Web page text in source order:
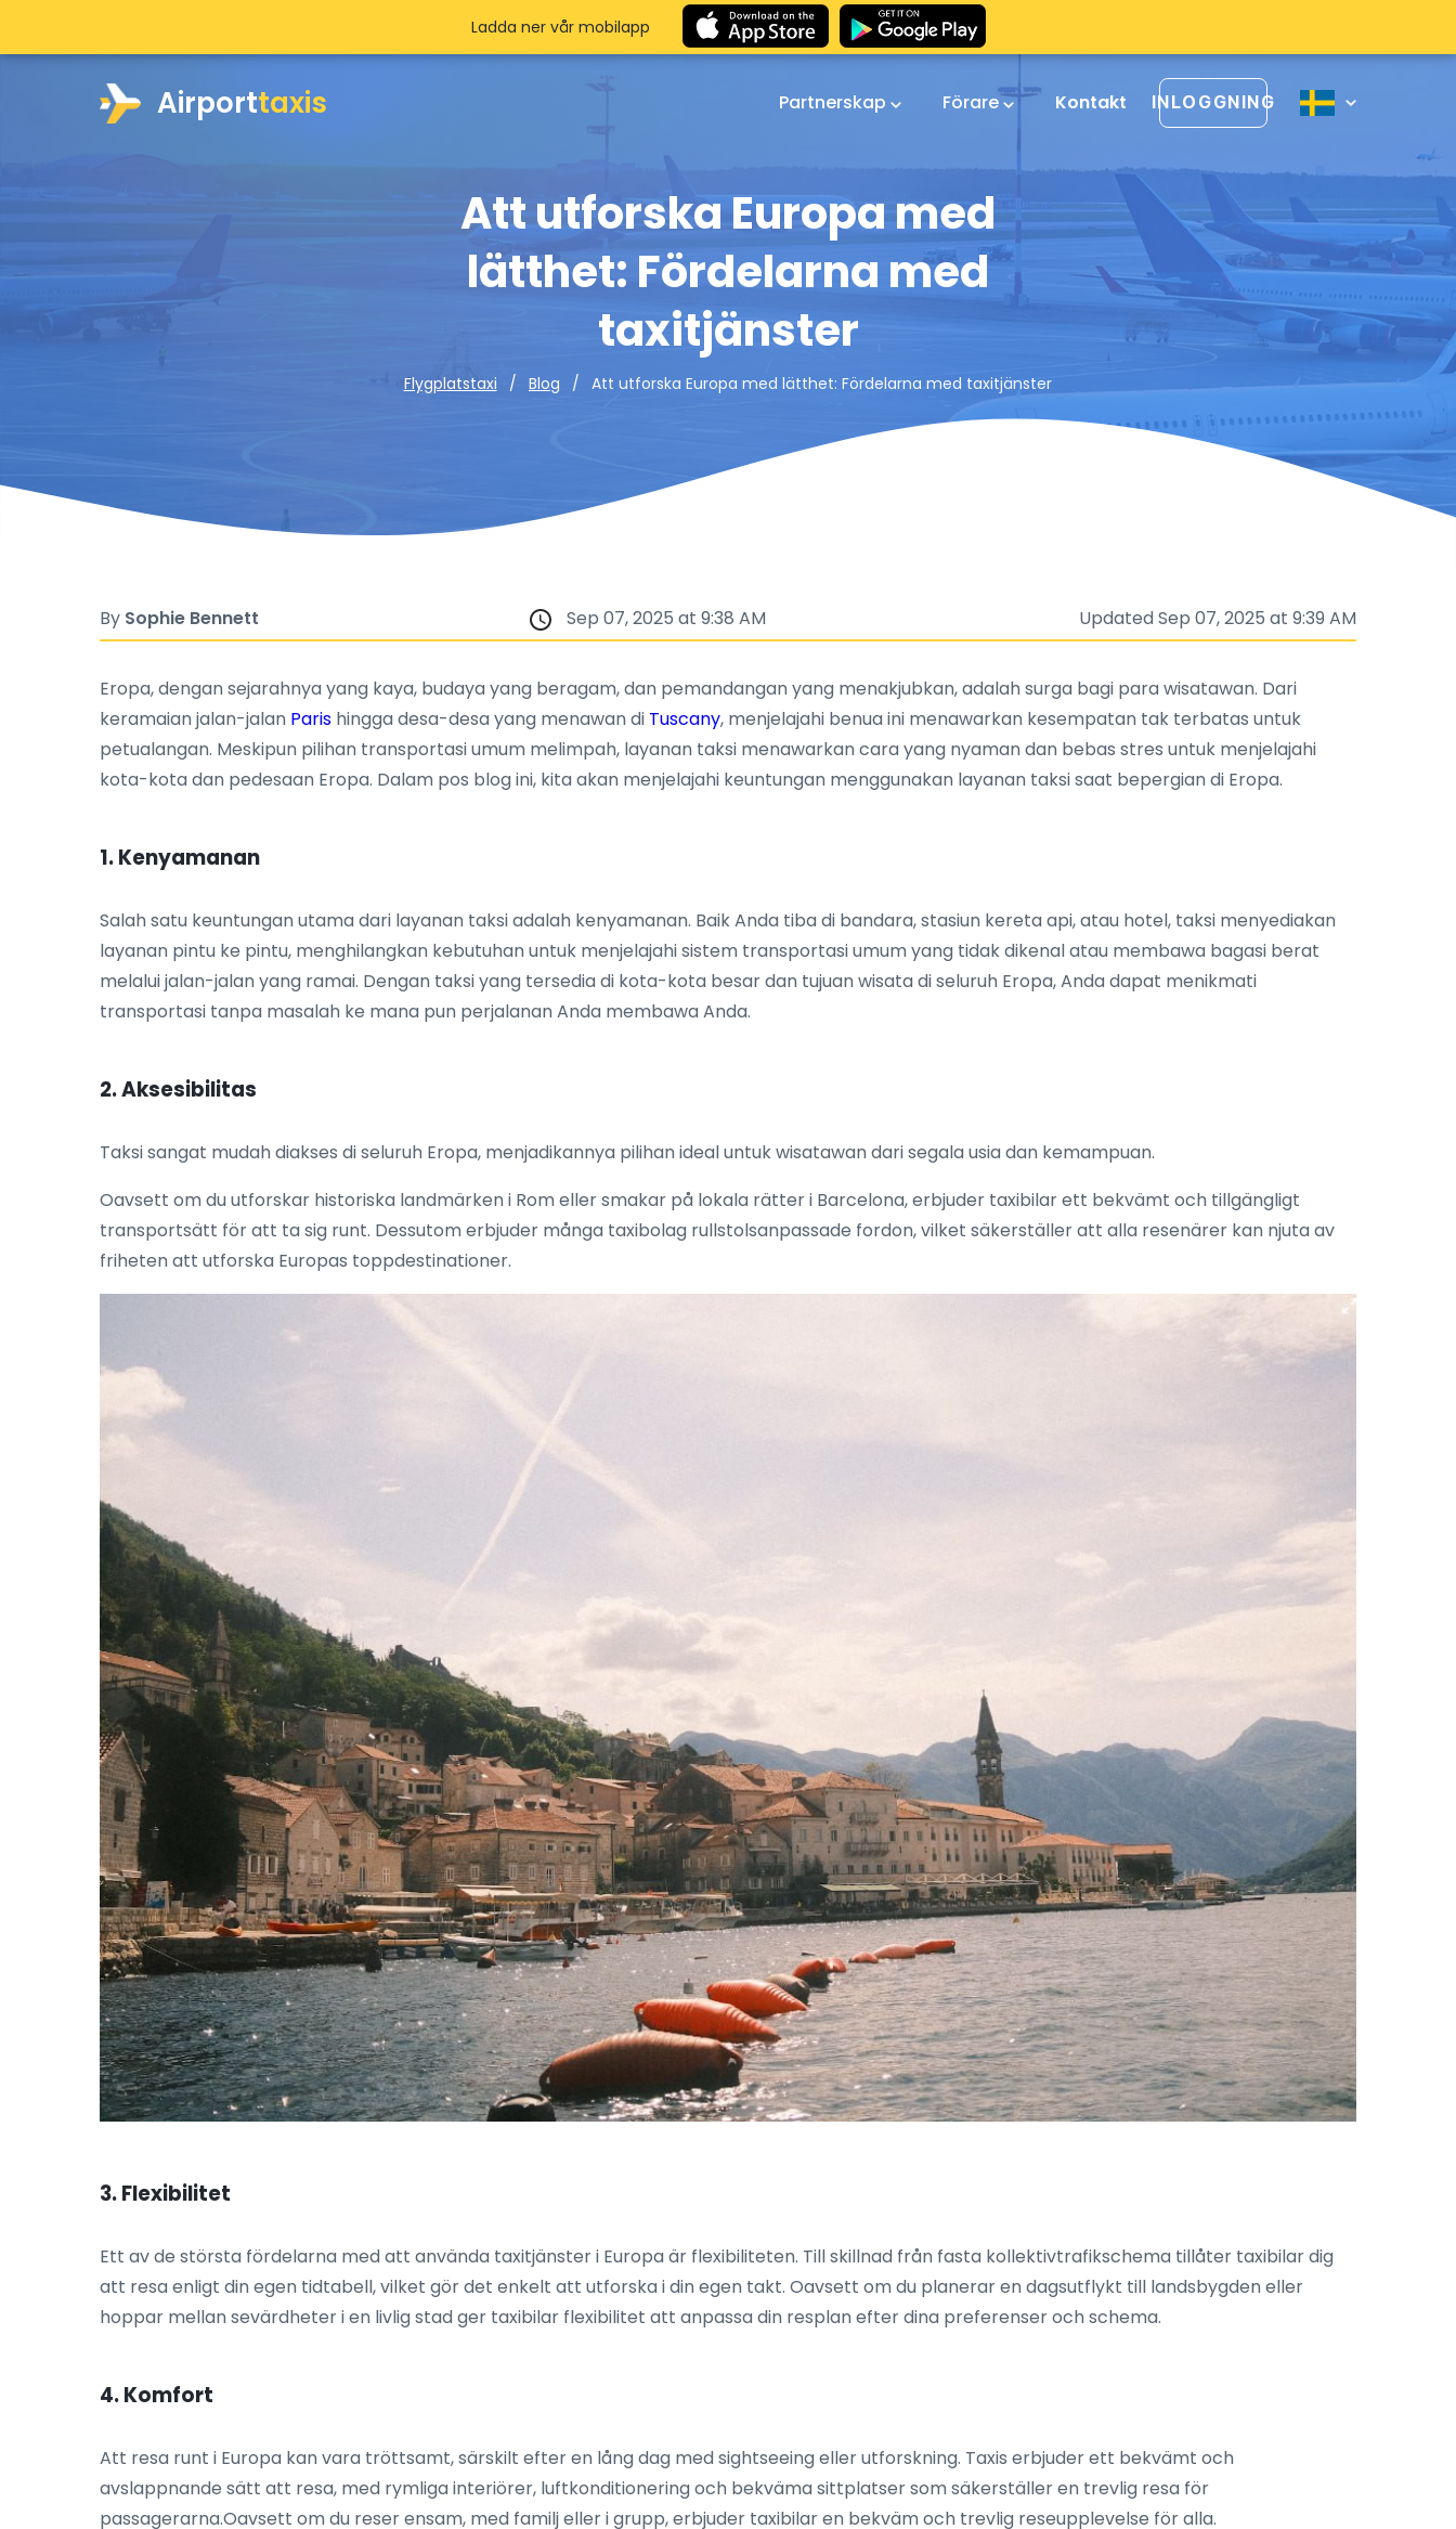
Airporttaxis Partnerskap Förare Kontakt INLOGGNING
Att utforska Europa med
lätthet: Fördelarna med
taxitjänster
Flygplatstaxi Blog Att utforska Europa med lätthet: Fördelarna med taxitjänster
Ladda ner vår mobilapp
By Sophie Bennett Sep 07, 2025 at 9:38 AM Updated Sep 07, 2025 at 9:39 AM
Eropa, dengan sejarahnya yang kaya, budaya yang beragam, dan pemandangan yang menakjubkan, adalah surga bagi para wisatawan. Dari
keramaian jalan-jalan Paris hingga desa-desa yang menawan di Tuscany, menjelajahi benua ini menawarkan kesempatan tak terbatas untuk
petualangan. Meskipun pilihan transportasi umum melimpah, layanan taksi menawarkan cara yang nyaman dan bebas stres untuk menjelajahi
kota-kota dan pedesaan Eropa. Dalam pos blog ini, kita akan menjelajahi keuntungan menggunakan layanan taksi saat bepergian di Eropa.
1. Kenyamanan
Salah satu keuntungan utama dari layanan taksi adalah kenyamanan. Baik Anda tiba di bandara, stasiun kereta api, atau hotel, taksi menyediakan
layanan pintu ke pintu, menghilangkan kebutuhan untuk menjelajahi sistem transportasi umum yang tidak dikenal atau membawa bagasi berat
melalui jalan-jalan yang ramai. Dengan taksi yang tersedia di kota-kota besar dan tujuan wisata di seluruh Eropa, Anda dapat menikmati
transportasi tanpa masalah ke mana pun perjalanan Anda membawa Anda.
2. Aksesibilitas
Taksi sangat mudah diakses di seluruh Eropa, menjadikannya pilihan ideal untuk wisatawan dari segala usia dan kemampuan.
Oavsett om du utforskar historiska landmärken i Rom eller smakar på lokala rätter i Barcelona, erbjuder taxibilar ett bekvämt och tillgängligt
transportsätt för att ta sig runt. Dessutom erbjuder många taxibolag rullstolsanpassade fordon, vilket säkerställer att alla resenärer kan njuta av
friheten att utforska Europas toppdestinationer.
3. Flexibilitet
Ett av de största fördelarna med att använda taxitjänster i Europa är flexibiliteten. Till skillnad från fasta kollektivtrafikschema tillåter taxibilar dig
att resa enligt din egen tidtabell, vilket gör det enkelt att utforska i din egen takt. Oavsett om du planerar en dagsutflykt till landsbygden eller
hoppar mellan sevärdheter i en livlig stad ger taxibilar flexibilitet att anpassa din resplan efter dina preferenser och schema.
4. Komfort
Att resa runt i Europa kan vara tröttsamt, särskilt efter en lång dag med sightseeing eller utforskning. Taxis erbjuder ett bekvämt och
avslappnande sätt att resa, med rymliga interiörer, luftkonditionering och bekväma sittplatser som säkerställer en trevlig resa för
passagerarna.Oavsett om du reser ensam, med familj eller i grupp, erbjuder taxibilar en bekväm och trevlig reseupplevelse för alla.